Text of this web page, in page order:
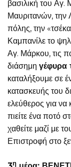
βασιλική του
Μαυριτανών, την
πόλης, την
Καμπανίλε το
Αγ. Μάρκου, τις
διάσημη γέφυρα
καταλήξουμε σε
κατασκευής του
ελεύθερος για να
πιείτε ένα ποτό
χαθείτε μαζί με
Επιστροφή στο
η